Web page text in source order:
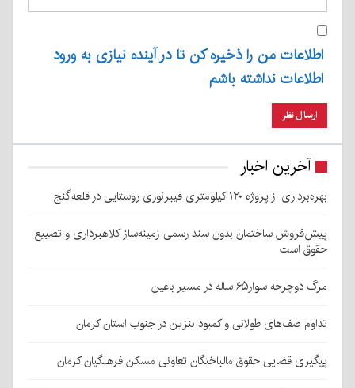
اطلاعات من را ذخیره کن تا در آینده نیازی به ورود
اطلاعات نداشته باشم
آخرین اخبار
بهره‌برداری از پروژه ۱۲۰ کیلومتری فیبرنوری روستایی در قلعه‌گنج
پیش‌فروش ساختمان بدون سند رسمی زمینه‌ساز کلاهبرداری و تضییع
حقوق است
مرگ دوچرخه سوار۶۵ ساله در مسیر باغین
تداوم صف‌های طولانی و کمبود بنزین در جنوب استان کرمان
پیگیری قضایی حقوق مالباختگان تعاونی مسکن فرهنگیان کرمان